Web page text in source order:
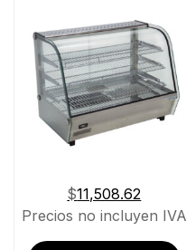
$11,508.62
Precios no incluyen IVA